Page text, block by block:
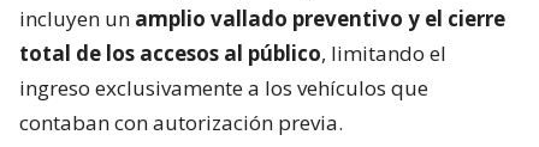
incluyen un amplio vallado preventivo y el cierre
total de los accesos al público, limitando el
ingreso exclusivamente a los vehículos que
contaban con autorización previa.